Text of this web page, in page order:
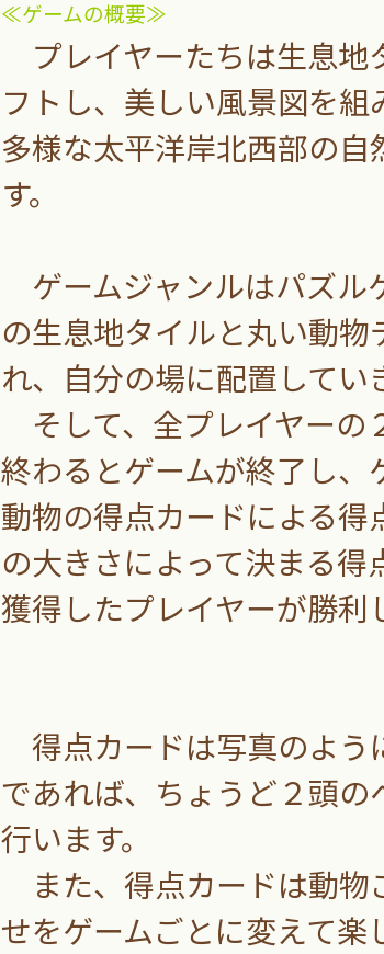
≪ゲームの概要≫
プレイヤーたちは生息地
フトし、美しい風景図を
多様な太平洋岸北西部の
す。
ゲームジャンルはパズル
の生息地タイルと丸い動
れ、自分の場に配置してい
そして、全プレイヤーの
終わるとゲームが終了し
動物の得点カードによる
の大きさによって決まる得
獲得したプレイヤーが勝利
得点カードは写真のよう
であれば、ちょうど２頭
行います。
また、得点カードは動物
せをゲームごとに変えて楽